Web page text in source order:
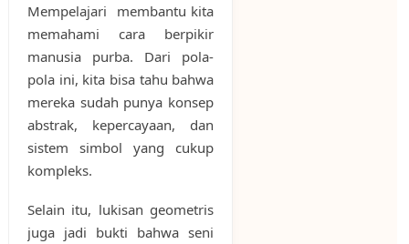
Mempelajari membantu kita
memahami cara berpikir
manusia purba. Dari pola-
pola ini, kita bisa tahu bahwa
mereka sudah punya konsep
abstrak, kepercayaan, dan
sistem simbol yang cukup
kompleks.
Selain itu, lukisan geometris
juga jadi bukti bahwa seni